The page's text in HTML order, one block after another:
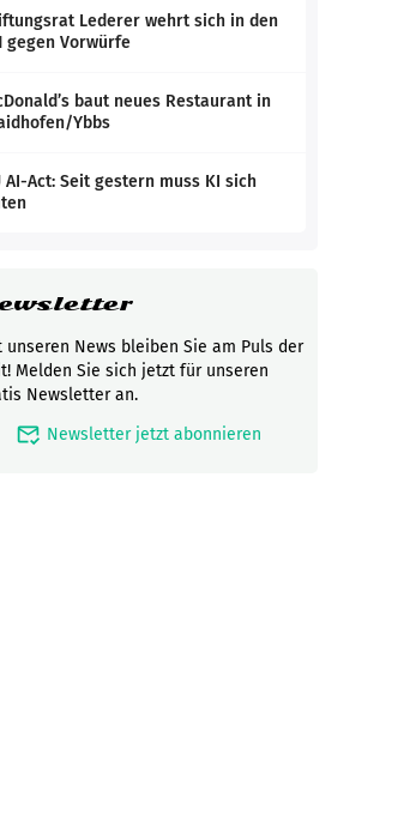
Lederer wehrt sich in den
gegen Vorwürfe
baut neues Restaurant in
Ybbs
AI-Act: Seit gestern muss KI sich
unseren News bleiben Sie am Puls der
Melden Sie sich jetzt für unseren
Newsletter an.
mark_email_read Newsletter jetzt abonnieren